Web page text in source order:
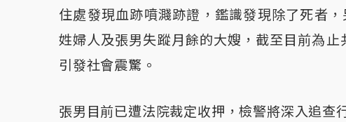
住處發現血跡噴濺跡證，鑑識發現除了死者
姓婦人及張男失蹤月餘的大嫂，截至目前為
引發社會震驚。
張男目前已遭法院裁定收押，檢警將深入追查